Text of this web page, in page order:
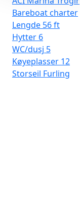
Bareboat charter
Lengde 56 ft
Hytter 6
WC/dusj 5
Køyeplasser 12
Storseil Furling